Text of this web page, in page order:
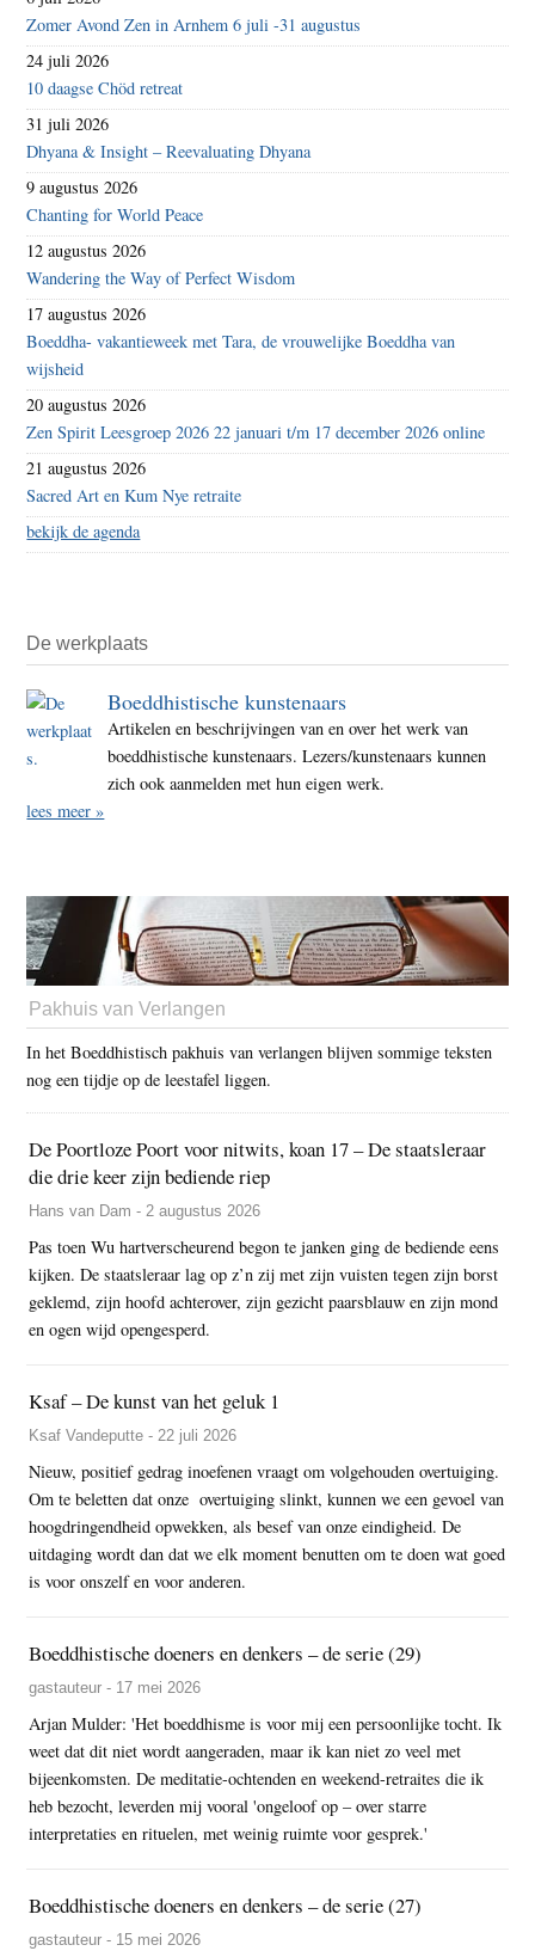
Zomer Avond Zen in Arnhem 6 juli -31 augustus
24 juli 2026
10 daagse Chöd retreat
31 juli 2026
Dhyana & Insight – Reevaluating Dhyana
9 augustus 2026
Chanting for World Peace
12 augustus 2026
Wandering the Way of Perfect Wisdom
17 augustus 2026
Boeddha- vakantieweek met Tara, de vrouwelijke Boeddha van
wijsheid
20 augustus 2026
Zen Spirit Leesgroep 2026 22 januari t/m 17 december 2026 online
21 augustus 2026
Sacred Art en Kum Nye retraite
bekijk de agenda
De werkplaats
Boeddhistische kunstenaars
Artikelen en beschrijvingen van en over het werk van
boeddhistische kunstenaars. Lezers/kunstenaars kunnen
zich ook aanmelden met hun eigen werk.
lees meer »
Pakhuis van Verlangen
In het Boeddhistisch pakhuis van verlangen blijven sommige teksten
nog een tijdje op de leestafel liggen.
De Poortloze Poort voor nitwits, koan 17 – De staatsleraar
die drie keer zijn bediende riep
Hans van Dam - 2 augustus 2026
Pas toen Wu hartverscheurend begon te janken ging de bediende eens
kijken. De staatsleraar lag op z’n zij met zijn vuisten tegen zijn borst
geklemd, zijn hoofd achterover, zijn gezicht paarsblauw en zijn mond
en ogen wijd opengesperd.
Ksaf – De kunst van het geluk 1
Ksaf Vandeputte - 22 juli 2026
Nieuw, positief gedrag inoefenen vraagt om volgehouden overtuiging.
Om te beletten dat onze overtuiging slinkt, kunnen we een gevoel van
hoogdringendheid opwekken, als besef van onze eindigheid. De
uitdaging wordt dan dat we elk moment benutten om te doen wat goed
is voor onszelf en voor anderen.
Boeddhistische doeners en denkers – de serie (29)
gastauteur - 17 mei 2026
Arjan Mulder: 'Het boeddhisme is voor mij een persoonlijke tocht. Ik
weet dat dit niet wordt aangeraden, maar ik kan niet zo veel met
bijeenkomsten. De meditatie-ochtenden en weekend-retraites die ik
heb bezocht, leverden mij vooral 'ongeloof op – over starre
interpretaties en rituelen, met weinig ruimte voor gesprek.'
Boeddhistische doeners en denkers – de serie (27)
gastauteur - 15 mei 2026